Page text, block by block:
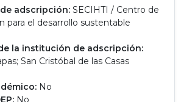
adscripción: SECIHTI / Centro de
para el desarrollo sustentable
la institución de adscripción:
San Cristóbal de las Casas
No
No